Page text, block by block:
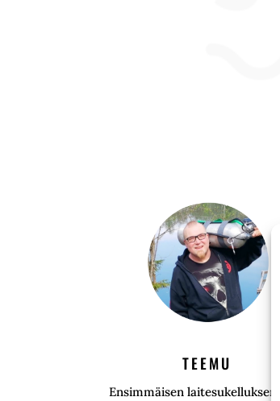
TEEMU
Ensimmäisen laitesukellukseni